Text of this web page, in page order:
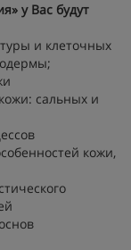
у Вас будут
и клеточных
сальных и
кожи,